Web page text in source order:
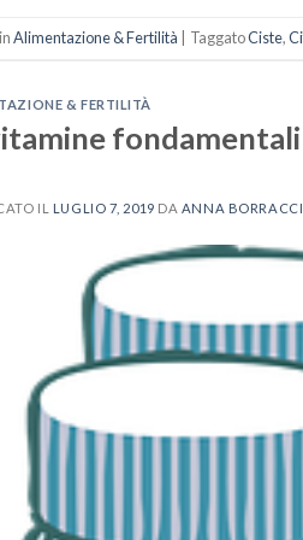
Alimentazione & Fertilità TaggatoCiste,
& FERTILITÀ
IL LUGLIO 7, 2019 DA ANNA